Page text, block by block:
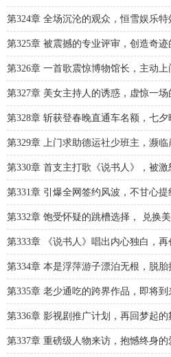
第324章 全场沉沦的观众，恒雪娱乐特
第325章 被震撼的专业评审，创造奇迹
第326章 一首歌震惊博物馆长，主动上
第327章 美女主持人的诱惑，虚惊一
第328章 斩获登春晚直通车名额，七
第329章 上门求助德运社少班主，濒
第330章 首支主打歌《说书人》，被
第331章 引爆全网签约风波，不甘心提
第332章 饱受怀疑的跳槽选择， 兑换
第333章 《说书人》唱出内心独白，再
第334章 本是浮萍游子漂泊无根，脱
第335章 老少通吃的跨界作品，即将
第336章 影视剧推广计划，再回梦起的
第337章 重磅级人物来访，抱憾终身的